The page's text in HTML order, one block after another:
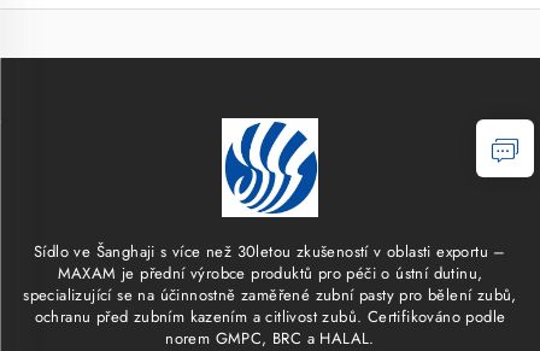
Sídlo ve Šanghaji s více než 30letou zkušeností v oblasti exportu –
MAXAM je přední výrobce produktů pro péči o ústní dutinu,
specializující se na účinnostně zaměřené zubní pasty pro bělení zubů,
ochranu před zubním kazením a citlivost zubů. Certifikováno podle
norem GMPC, BRC a HALAL.